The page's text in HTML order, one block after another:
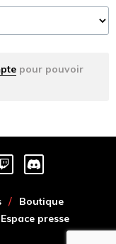
pour pouvoir
Boutique
Espace presse